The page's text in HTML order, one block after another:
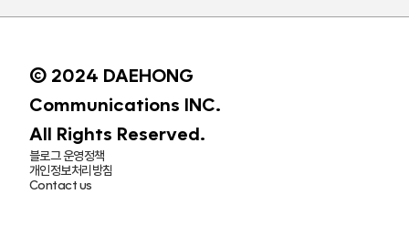
© 2024 DAEHONG
Communications INC.
All Rights Reserved.
블로그 운영정책
개인정보처리방침
Contact us